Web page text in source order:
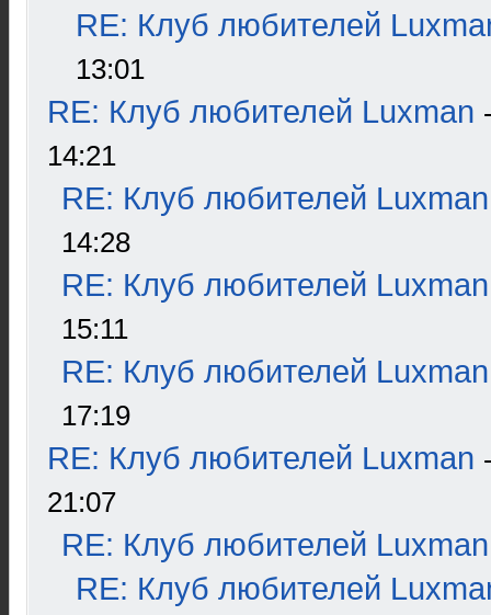
RE: Клуб любителей
13:01
RE: Клуб любителей Luxman
14:21
RE: Клуб любителей Luxman
14:28
RE: Клуб любителей Luxman
15:11
RE: Клуб любителей Luxman
17:19
RE: Клуб любителей Luxman
21:07
RE: Клуб любителей Luxman
RE: Клуб любителей